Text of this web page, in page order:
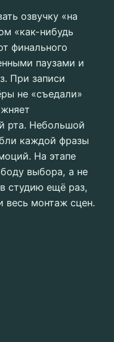
озвучку «на
«как-нибудь
финального
паузами и
При записи
не «съедали»
рта. Небольшой
каждой фразы
На этапе
выбора, а не
в студию ещё раз,
весь монтаж сцен.